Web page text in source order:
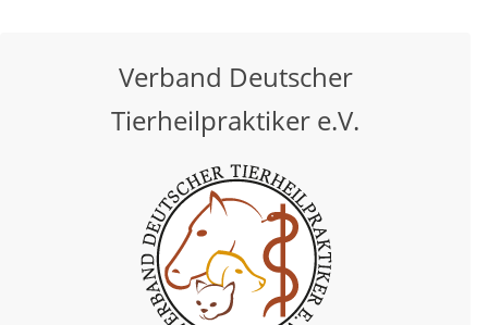
Verband Deutscher
Tierheilpraktiker e.V.